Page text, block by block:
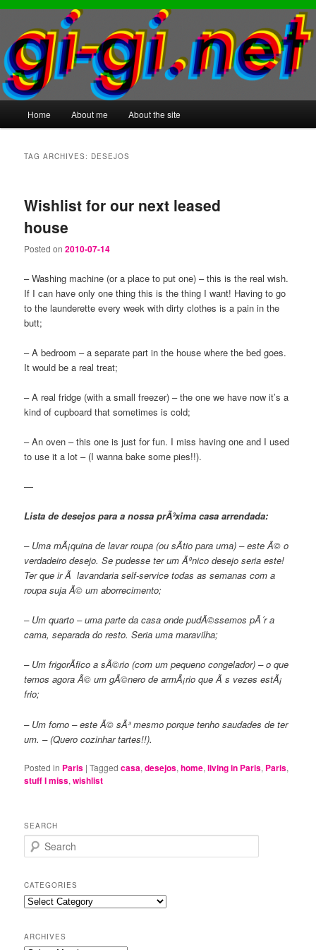
Skip
content
Skip
content
Home About me About the site
TAG ARCHIVES: DESEJOS
Wishlist for our next leased
house
Posted on2010-07-14
– Washing machine (or a place to put one) – this is the real wish.
If I can have only one thing this is the thing I want! Having to go
to the launderette every week with dirty clothes is a pain in the
butt;
– A bedroom – a separate part in the house where the bed goes.
It would be a real treat;
– A real fridge (with a small freezer) – the one we have now it’s a
kind of cupboard that sometimes is cold;
– An oven – this one is just for fun. I miss having one and I used
to use it a lot – (I wanna bake some pies!!).
—
Lista de desejos para a nossa prÃ³xima casa arrendada:
– Uma mÃ¡quina de lavar roupa (ou sÃ­tio para uma) – este Ã© o
verdadeiro desejo. Se pudesse ter um Ãºnico desejo seria este!
Ter que ir Ã lavandaria self-service todas as semanas com a
roupa suja Ã© um aborrecimento;
– Um quarto – uma parte da casa onde pudÃ©ssemos pÃ´r a
cama, separada do resto. Seria uma maravilha;
– Um frigorÃ­fico a sÃ©rio (com um pequeno congelador) – o que
temos agora Ã© um gÃ©nero de armÃ¡rio que Ã s vezes estÃ¡
frio;
– Um forno – este Ã© sÃ³ mesmo porque tenho saudades de ter
um. – (Quero cozinhar tartes!!).
Posted in Paris |Tagged casa,desejos,home,living in Paris, Paris,
stuff I miss,wishlist
SEARCH
e
r
c
h
CATEGORIES
Categories
ARCHIVES